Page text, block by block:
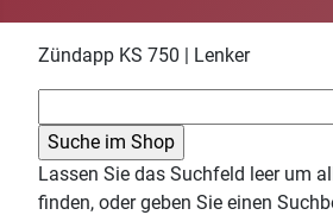
Zündapp KS 750 | Lenker
Lassen Sie das Suchfeld leer um
finden, oder geben Sie einen